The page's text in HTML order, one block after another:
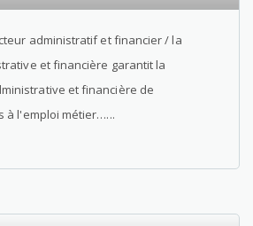
administratif et financier / la
et financière garantit la
et financière de
à l'emploi métier…...